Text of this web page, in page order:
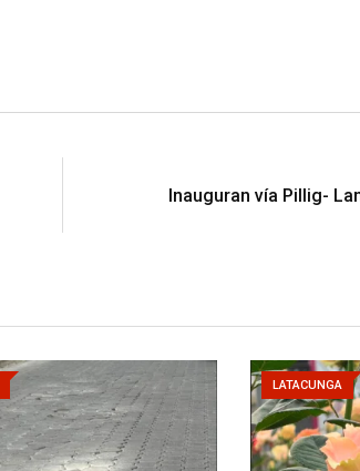
Inauguran vía Pillig-
LATACUNGA